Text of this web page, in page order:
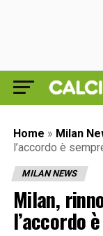
Home » Milan
l’accordo è
MILAN NEWS
Milan,
l’accordo